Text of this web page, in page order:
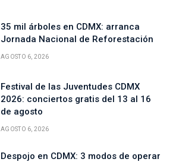
35 mil árboles en CDMX: arranca
Jornada Nacional de Reforestación
AGOSTO 6, 2026
Festival de las Juventudes CDMX
2026: conciertos gratis del 13 al 16
de agosto
AGOSTO 6, 2026
Despojo en CDMX: 3 modos de operar